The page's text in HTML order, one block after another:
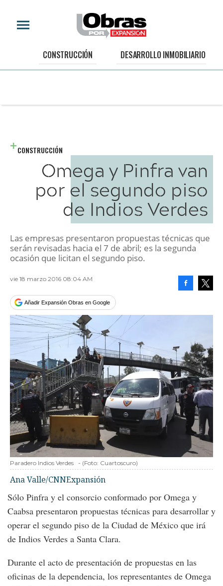
CONSTRUCCIÓN DESARROLLO INMOBILIARIO
CONSTRUCCIÓN
Omega y Pinfra van
por el segundo piso
de Indios Verdes
Las empresas presentaron propuestas técnicas que
serán revisadas hacia el 7 de abril; es la segunda
ocasión que licitan el segundo piso.
vie 18 marzo 2016 08:04 AM
Añadir Expansión Obras en Google
Paradero Indios Verdes - (Foto: Cuartoscuro)
Ana Valle/CNNExpansión
Sólo Pinfra y el consorcio conformado por Omega y
Caabsa presentaron propuestas técnicas para desarrollar y
operar el segundo piso de la Ciudad de México que irá
de Indios Verdes a Santa Clara.
Durante el acto de presentación de propuestas en las
oficinas de la dependencia, los representantes de Omega